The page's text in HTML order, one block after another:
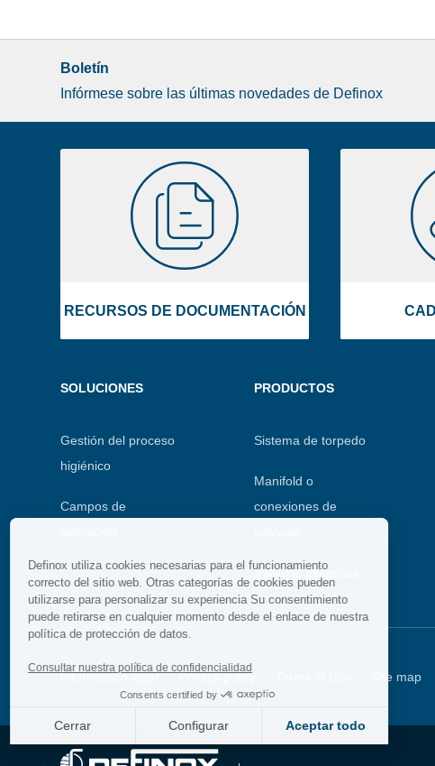
Boletín
Infórmese sobre las últimas novedades de Definox
RECURSOS DE DOCUMENTACIÓN
RECURSOS
DE
DOCUMENTACIÓN
3D
2D
Menu
SOLUCIONES
Gestión del proceso
higiénico
Campos de
PRODUCTOS
Sistema de torpedo
Manifold o
conexiones de
Válvulas asépticas
Secondary
Información legal Privacy policy Site map
Definox utiliza cookies necesarias para el funcionamiento
correcto del sitio web. Otras categorías de cookies pueden
utilizarse para personalizar su experiencia Su consentimiento
puede retirarse en cualquier momento desde el enlace de nuestra
política de protección de datos.
Consultar nuestra política de confidencialidad
Consents certified by
Cerrar Configurar
Aceptar todo
Axeptio consent